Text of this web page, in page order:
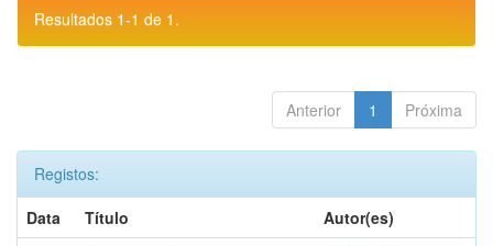
Resultados 1-1 de 1.
Anterior 1 Próxima
Registos:
Data
Título
Autor(es)